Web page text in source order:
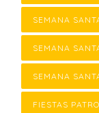
SEMANA
SEMANA
SEMANA
FIESTAS